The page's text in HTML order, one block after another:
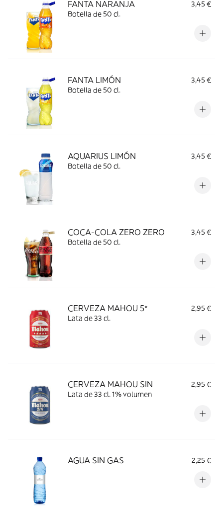
FANTA NARANJA
3,45 €
Botella de 50 cl.
FANTA LIMÓN
3,45 €
Botella de 50 cl.
AQUARIUS LIMÓN
3,45 €
Botella de 50 cl.
COCA-COLA ZERO ZERO
3,45 €
Botella de 50 cl.
CERVEZA MAHOU 5*
2,95 €
Lata de 33 cl.
CERVEZA MAHOU SIN
2,95 €
Lata de 33 cl. 1% volumen
AGUA SIN GAS 2,25 €